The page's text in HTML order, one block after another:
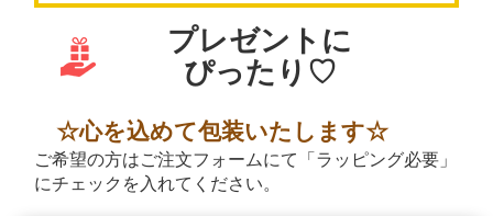
プレゼントに
ぴったり♡
☆心を込めて包装いたします☆
ご希望の方はご注文フォームにて「ラッピング必要」
にチェックを入れてください。